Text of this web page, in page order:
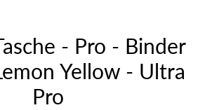
- Pro - Binder
Yellow - Ultra
Pro